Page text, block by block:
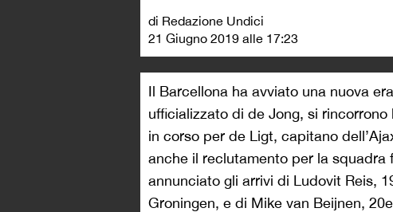
di Redazione Undici
21 Giugno 2019 alle 17:23
Il Barcellona ha avviato una nuova
ufficializzato di de Jong, si
in corso per de Ligt, capitano
anche il reclutamento per la squadra
annunciato gli arrivi di Ludovit Reis,
Groningen, e di Mike van Beijnen,